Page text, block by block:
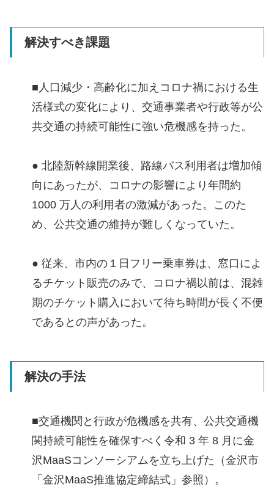
解決すべき課題
■人口減少・高齢化に加えコロナ禍における生
活様式の変化により、交通事業者や行政等が公
共交通の持続可能性に強い危機感を持った。
● 北陸新幹線開業後、路線バス利用者は増加傾
向にあったが、コロナの影響により年間約
1000 万人の利用者の激減があった。このた
め、公共交通の維持が難しくなっていた。
● 従来、市内の１日フリー乗車券は、窓口によ
るチケット販売のみで、コロナ禍以前は、混雑
期のチケット購入において待ち時間が長く不便
であるとの声があった。
解決の手法
■交通機関と行政が危機感を共有、公共交通機
関持続可能性を確保すべく令和 3 年 8 月に金
沢MaaSコンソーシアムを立ち上げた（金沢市
「金沢MaaS推進協定締結式」参照）。